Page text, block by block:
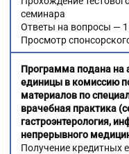
семинара
Ответы на вопросы —
Просмотр
Программа подана на
единицы в комиссию п
материалов по
врачебная практика
гастроэнтерология,
непрерывного
Получение кредитных